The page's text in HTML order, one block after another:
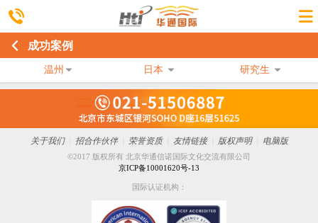
成功案例
温州 日本 研究生
关于我们 招合作伙伴 荣誉资质 友情链接 版权声明 电脑版
©2017 版权所有 北京华通信诺国际文化交流有限公司
京ICP备10001620号-13
国际认证机构：